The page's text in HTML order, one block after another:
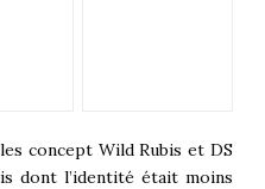
concept Wild Rubis et DS
dont l’identité était moins